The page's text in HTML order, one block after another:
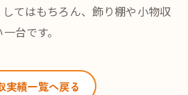
てはもちろん、飾り棚や小物収
台です。
実績一覧へ戻る